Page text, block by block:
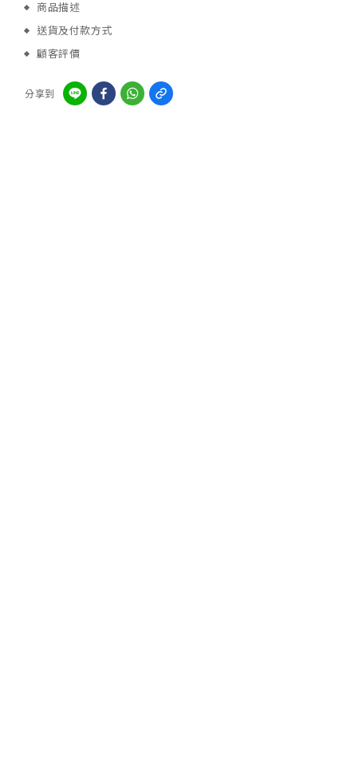
商品描述
送貨及付款方式
顧客評價
分享到